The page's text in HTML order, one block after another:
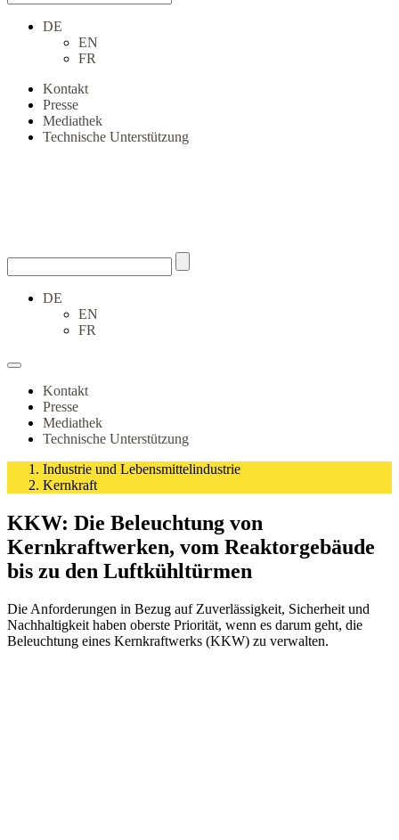
DE
EN
FR
Kontakt
Presse
Mediathek
Technische Unterstützung
DE
EN
FR
Kontakt
Presse
Mediathek
Technische Unterstützung
Industrie und Lebensmittelindustrie
Kernkraft
KKW: Die Beleuchtung von
Kernkraftwerken, vom Reaktorgebäude
bis zu den Luftkühltürmen
Die Anforderungen in Bezug auf Zuverlässigkeit, Sicherheit und
Nachhaltigkeit haben oberste Priorität, wenn es darum geht, die
Beleuchtung eines Kernkraftwerks (KKW) zu verwalten.